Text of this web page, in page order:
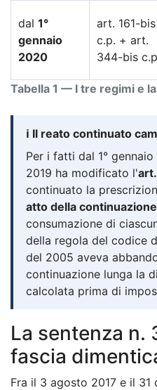
Tabella 1 — I tre regimi e
dal 1°
gennaio
2020
art. 161-bis
c.p. + art.
344-bis
ℹ️ Il reato continuato
Per i fatti dal 1°
2019 ha modificato l'
continuato la
atto della continuazione
consumazione di
della regola del codice
del 2005 aveva
continuazione lunga la
calcolata prima di
La sentenza n.
fascia
Fra il 3 agosto 2017 e il